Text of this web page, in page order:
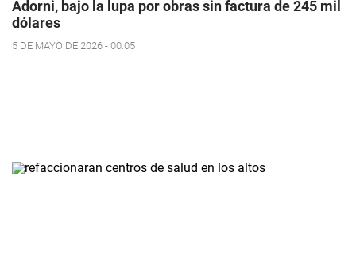
Adorni, bajo la lupa por obras sin factura de 245 mil
dólares
5 DE MAYO DE 2026 - 00:05